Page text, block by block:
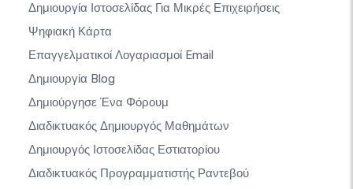
Δημιουργία Ιστοσελίδας Για Μικρές Επιχειρήσεις
Ψηφιακή Κάρτα
Επαγγελματικοί Λογαριασμοί Email
Δημιουργία Blog
Δημιούργησε Ένα Φόρουμ
Διαδικτυακός Δημιουργός Μαθημάτων
Δημιουργός Ιστοσελίδας Εστιατορίου
Διαδικτυακός Προγραμματιστής Ραντεβού